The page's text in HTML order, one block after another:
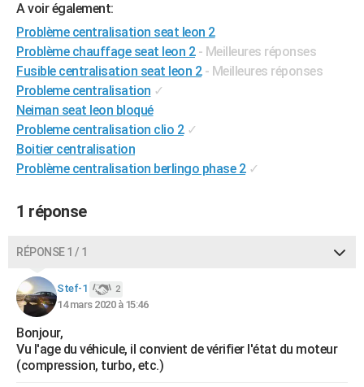
Destinations
City break
Voyage nature
Voyage de noces
Forum
Climat
+
GUIDES D'ACHAT
BONS PLANS
CARTE DE VOEUX
Carte de Noël
Carte Bonne année
Carte Saint-Valentin
Carte Pâques
Carte d'anniversaire
DICTIONNAIRE
COPAINS D'AVANT
S'inscrire
Se connecter
Lycées
Collèges
Primaires
Universités
Entreprises
Service militaire
Avis de recherche
AVIS DE DÉCÈS
FORUM
Bricolage
Lifestyle
Culture
Sport
Auto
Television
Voyage
Cinema
A voir également:
Problème centralisation seat leon 2
Problème chauffage seat leon 2 - Meilleures réponses
Fusible centralisation seat leon 2 - Meilleures réponses
Probleme centralisation ✓
Neiman seat leon bloqué
Probleme centralisation clio 2 ✓
Boitier centralisation
Problème centralisation berlingo phase 2 ✓
1 réponse
RÉPONSE 1 / 1
Stef-1 2
14 mars 2020 à 15:46
Bonjour,
Vu l'age du véhicule, il convient de vérifier l'état du moteur
(compression, turbo, etc.)